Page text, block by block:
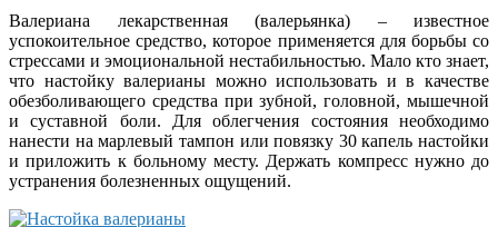
Валериана лекарственная (валерьянка) – известное
успокоительное средство, которое применяется для борьбы со
стрессами и эмоциональной нестабильностью. Мало кто знает,
что настойку валерианы можно использовать и в качестве
обезболивающего средства при зубной, головной, мышечной
и суставной боли. Для облегчения состояния необходимо
нанести на марлевый тампон или повязку 30 капель настойки
и приложить к больному месту. Держать компресс нужно до
устранения болезненных ощущений.